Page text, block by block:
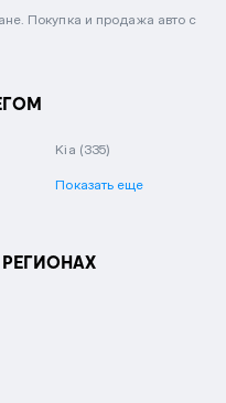
Покупка и продажа авто с
Kia (335)
Показать еще